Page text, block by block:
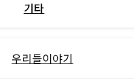
기타
우리들이야기